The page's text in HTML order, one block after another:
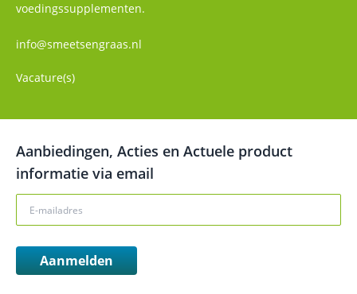
voedingssupplementen.
info@smeetsengraas.nl
Vacature(s)
Aanbiedingen, Acties en Actuele product
informatie via email
Aanmelden